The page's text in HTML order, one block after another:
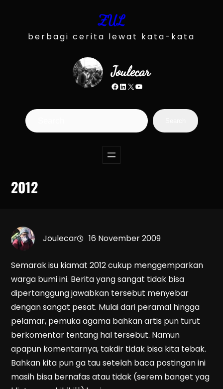
content
ZUL
berbagi cerita lewat kata-kata
Joulecar
Facebook LinkedIn X YouTube
S
e
h
2012
Joulecar 16 November 2009
Semarak isu kiamat 2012 cukup menggemparkan
warga bumi ini. Berita yang sangat tidak bisa
dipertanggung jawabkan tersebut menyebar
dengan sangat pesat. Mulai dari peramal hingga
pelamar, pemuka agama bahkan artis pun turut
berkomentar tentang hal tersebut. Namun
apapun komentarnya, takdir tidak bisa kita tebak.
Bahkan kita pun ga tau setelah baca postingan ini
masih bisa bernafas atau tidak (serem banget yag